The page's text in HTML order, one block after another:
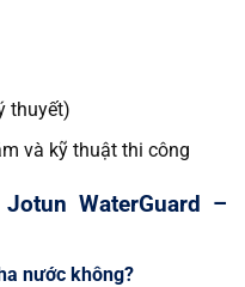
thuyết)
và kỹ thuật thi công
WaterGuard –
nước không?